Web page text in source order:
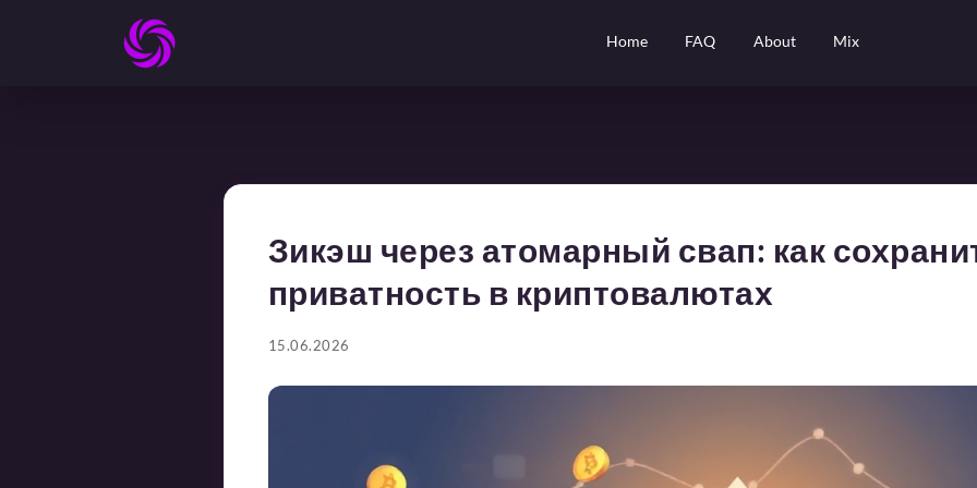
Home FAQ About Mix
Зикэш через атомарный свап: как
приватность в криптовалютах
15.06.2026